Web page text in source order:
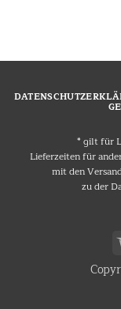
* gilt für
Lieferzeiten für
mit den
zu der